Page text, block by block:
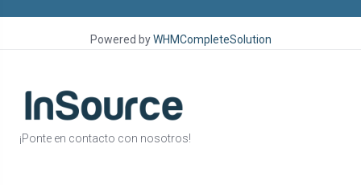
Powered byWHMCompleteSolution
¡Ponte en contacto con nosotros!